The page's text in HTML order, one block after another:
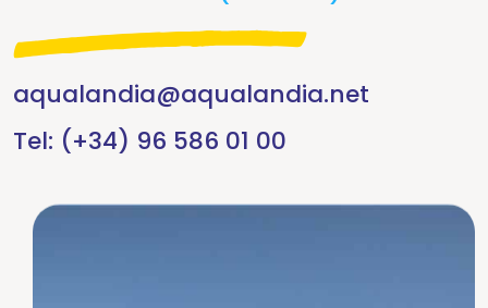
aqualandia@aqualandia.net
Tel: (+34) 96 586 01 00